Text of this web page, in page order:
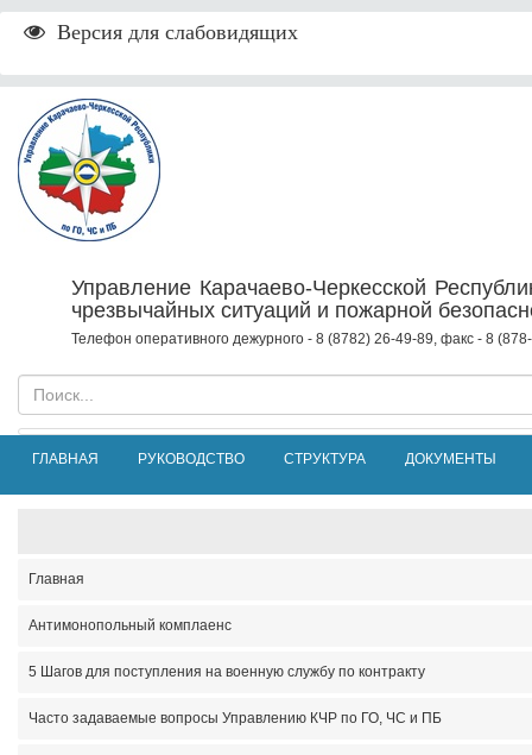
Версия для слабовидящих
Управление Карачаево-Черкесской
чрезвычайных ситуаций и пожарной
Телефон оперативного дежурного - 8 (8782) 26-49-89, факс - 8
ГЛАВНАЯ РУКОВОДСТВО СТРУКТУРА ДОКУМЕНТЫ
Главная
Антимонопольный комплаенс
5 Шагов для поступления на военную службу по контракту
Часто задаваемые вопросы Управлению КЧР по ГО, ЧС и ПБ